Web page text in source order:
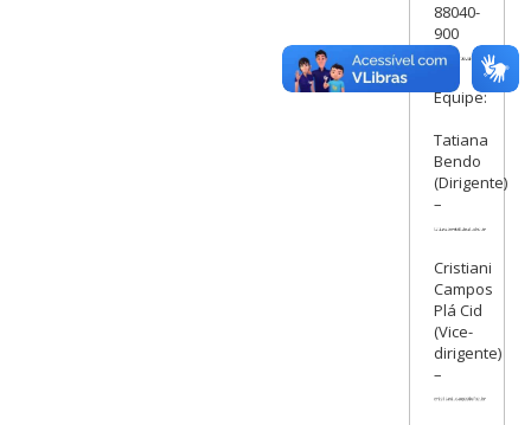
88040-
900
Equipe:
Tatiana
Bendo
(Dirigente)
–
Cristiani
Campos
Plá Cid
(Vice-
dirigente)
–